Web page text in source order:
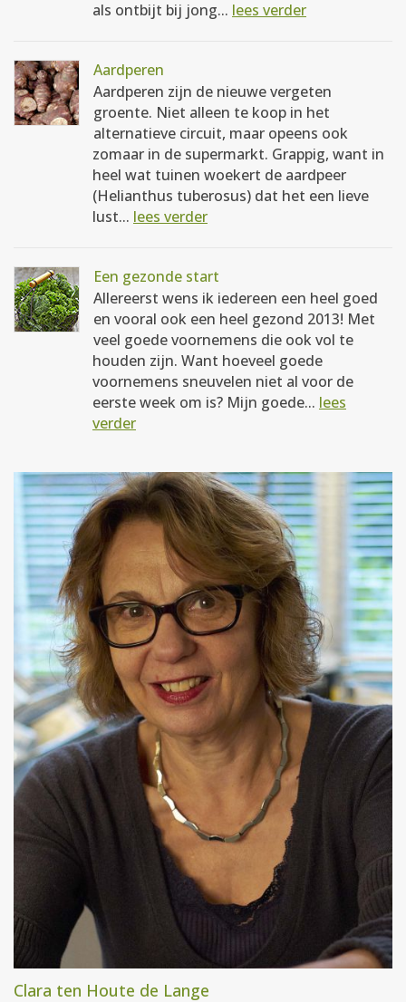
als ontbijt bij jong... lees verder
Aardperen
Aardperen zijn de nieuwe vergeten
groente. Niet alleen te koop in het
alternatieve circuit, maar opeens ook
zomaar in de supermarkt. Grappig, want in
heel wat tuinen woekert de aardpeer
(Helianthus tuberosus) dat het een lieve
lust... lees verder
Een gezonde start
Allereerst wens ik iedereen een heel goed
en vooral ook een heel gezond 2013! Met
veel goede voornemens die ook vol te
houden zijn. Want hoeveel goede
voornemens sneuvelen niet al voor de
eerste week om is? Mijn goede... lees
verder
Clara ten Houte de Lange